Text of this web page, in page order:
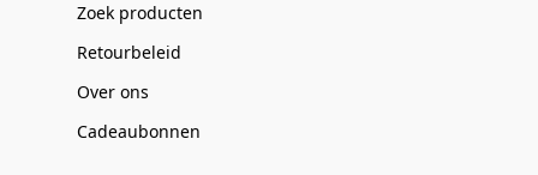
Zoek producten
Retourbeleid
Over ons
Cadeaubonnen